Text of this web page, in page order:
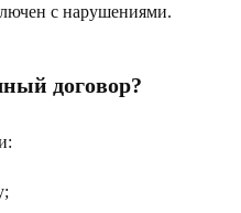
с нарушениями.
договор?